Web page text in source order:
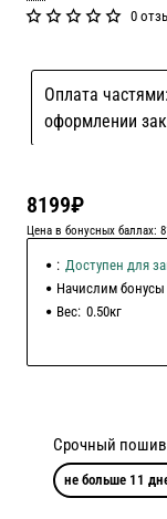
Оплата
оформлении
0
8199₽
Цена в бонусных баллах:
: Доступен для
Начислим бонусы
Вес: 0.50кг
Срочный пошив
не больше 11